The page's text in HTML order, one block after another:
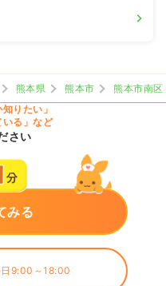
熊本県 熊本市
熊本市南区
りたい」
いる」など
さい
みる
9:00～18:00